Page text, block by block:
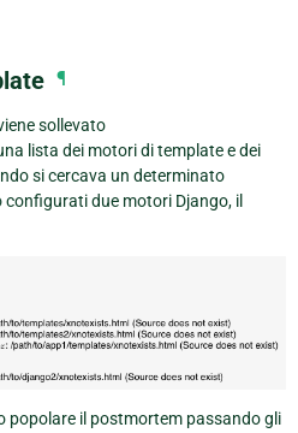
¶
sollevato
lista dei motori di template e dei
si cercava un determinato
due motori Django, il
popolare il postmortem passando gli